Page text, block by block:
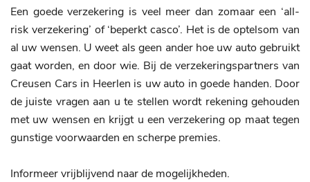
Een goede verzekering is veel meer dan zomaar een ‘all-
risk verzekering’ of ‘beperkt casco’. Het is de optelsom van
al uw wensen. U weet als geen ander hoe uw auto gebruikt
gaat worden, en door wie. Bij de verzekeringspartners van
Creusen Cars in Heerlen is uw auto in goede handen. Door
de juiste vragen aan u te stellen wordt rekening gehouden
met uw wensen en krijgt u een verzekering op maat tegen
gunstige voorwaarden en scherpe premies.
Informeer vrijblijvend naar de mogelijkheden.